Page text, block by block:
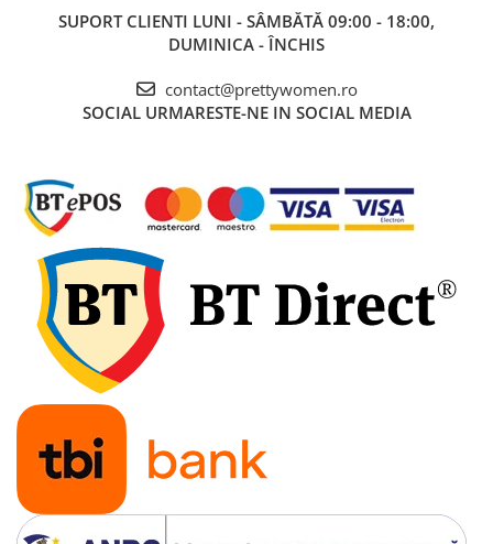
SUPORT CLIENTI LUNI - SÂMBĂTĂ 09:00 - 18:00,
DUMINICA - ÎNCHIS
contact@prettywomen.ro
SOCIAL URMARESTE-NE IN SOCIAL MEDIA